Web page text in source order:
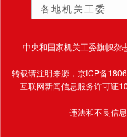
各地机关工委
中央和国家机关工委旗帜
转载请注明来源，京ICP备
互联网新闻信息服务许可证
违法和不良信